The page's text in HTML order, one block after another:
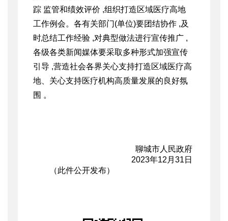
踪 监管和绩效评价 ,组织打造区域医疗高地
工作例会。各有关部门(单位)要团结协作 ,及
时总结工作经验 ,对典型做法进行宣传推广 ,
各级各类新闻媒体要采取多种形式加强宣传
引导 ,营造社会各界关心支持打造区域医疗高
地、关心支持医疗机构高质量发展的良好氛
围 。
聊城市人民政府
2023年12月31日
（此件公开发布）